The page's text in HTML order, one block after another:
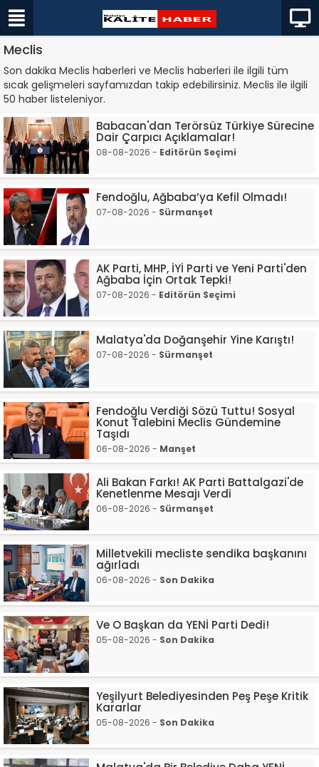
Meclis
Son dakika Meclis haberleri ve Meclis haberleri ile ilgili tüm
sıcak gelişmeleri sayfamızdan takip edebilirsiniz. Meclis ile ilgili
50 haber listeleniyor.
Babacan'dan Terörsüz Türkiye Sürecine
Dair Çarpıcı Açıklamalar!
08-08-2026 - Editörün Seçimi
Fendoğlu, Ağbaba’ya Kefil Olmadı!
07-08-2026 - Sürmanşet
AK Parti, MHP, İYİ Parti ve Yeni Parti'den
Ağbaba İçin Ortak Tepki!
07-08-2026 - Editörün Seçimi
Malatya'da Doğanşehir Yine Karıştı!
07-08-2026 - Sürmanşet
Fendoğlu Verdiği Sözü Tuttu! Sosyal
Konut Talebini Meclis Gündemine
Taşıdı
06-08-2026 - Manşet
Ali Bakan Farkı! AK Parti Battalgazi'de
Kenetlenme Mesajı Verdi
06-08-2026 - Sürmanşet
Milletvekili mecliste sendika başkanını
ağırladı
06-08-2026 - Son Dakika
Ve O Başkan da YENİ Parti Dedi!
05-08-2026 - Son Dakika
Yeşilyurt Belediyesinden Peş Peşe Kritik
Kararlar
05-08-2026 - Son Dakika